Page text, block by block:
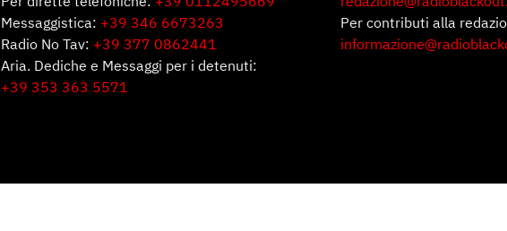
Messaggistica: +39 346 6673263
Radio No Tav: +39 377 0862441
Aria. Dediche e Messaggi per i detenuti:
+39 353 363 5571
Per contributi alla